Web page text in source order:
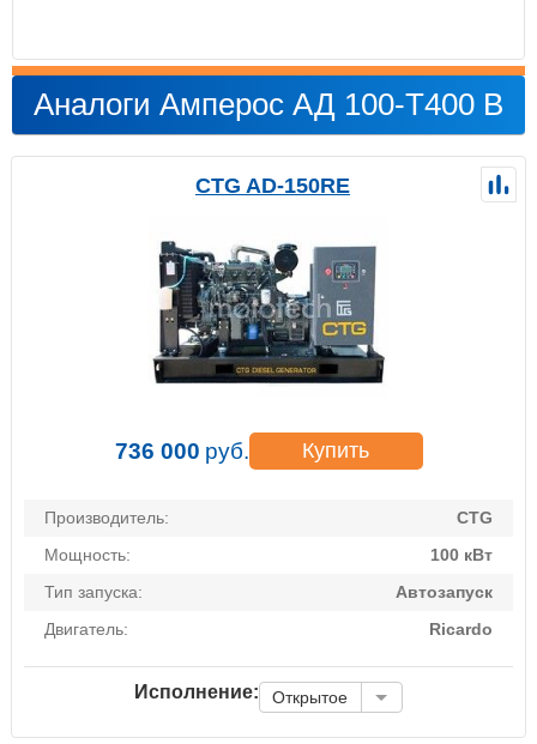
Аналоги Амперос АД 100-Т400 B
CTG AD-150RE
736 000 руб. Купить
Производитель:
CTG
Мощность:
100 кВт
Тип запуска:
Автозапуск
Двигатель:
Ricardo
Исполнение: Открытое